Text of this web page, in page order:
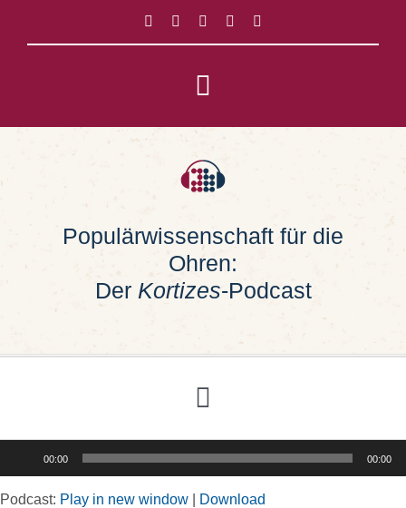
springen
Toggle
Navigation
Impressum
Populärwissenschaft für die
Ohren:
Der Kortizes-Podcast
Toggle
Navigation
00:00 00:00
Podcast: Play in new window Download